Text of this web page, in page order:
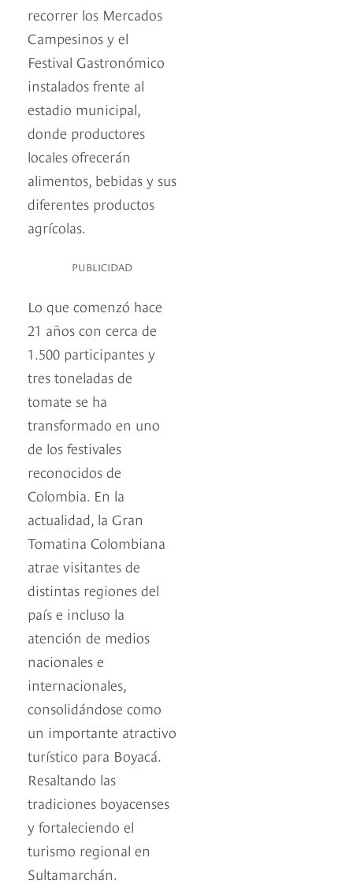
recorrer los Mercados
Campesinos y el
Festival Gastronómico
instalados frente al
estadio municipal,
donde productores
locales ofrecerán
alimentos, bebidas y sus
diferentes productos
agrícolas.
PUBLICIDAD
Lo que comenzó hace
21 años con cerca de
1.500 participantes y
tres toneladas de
tomate se ha
transformado en uno
de los festivales
reconocidos de
Colombia. En la
actualidad, la Gran
Tomatina Colombiana
atrae visitantes de
distintas regiones del
país e incluso la
atención de medios
nacionales e
internacionales,
consolidándose como
un importante atractivo
turístico para Boyacá.
Resaltando las
tradiciones boyacenses
y fortaleciendo el
turismo regional en
Sultamarchán.